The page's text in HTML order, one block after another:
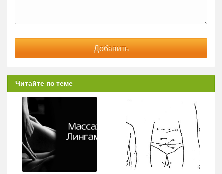
Читайте по теме